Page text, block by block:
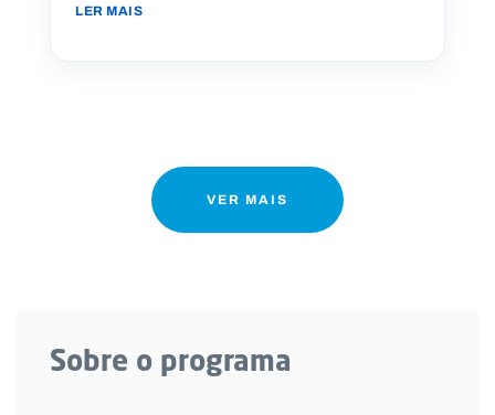
LER MAIS
VER MAIS
Sobre o programa